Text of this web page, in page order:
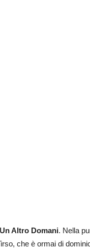
Un Altro Domani. Nella
che è ormai di